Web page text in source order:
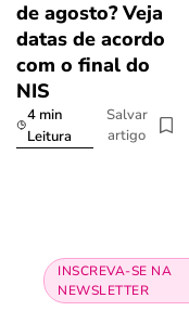
de agosto? Veja
datas de acordo
com o final do
NIS
4 min
Leitura
Salvar
artigo
INSCREVA-SE NA
NEWSLETTER